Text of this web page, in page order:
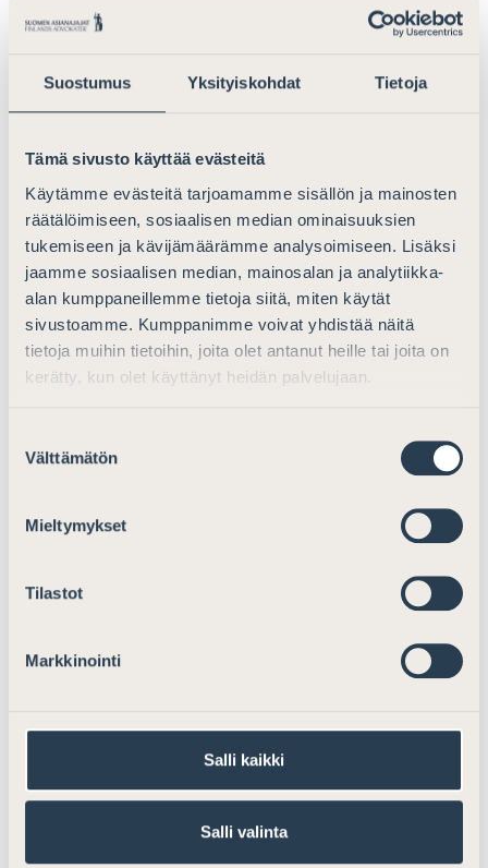
Suostumus Yksityiskohdat Tietoja
Tämä sivusto käyttää evästeitä
Käytämme evästeitä tarjoamamme sisällön ja mainosten
räätälöimiseen, sosiaalisen median ominaisuuksien
tukemiseen ja kävijämäärämme analysoimiseen. Lisäksi
jaamme sosiaalisen median, mainosalan ja analytiikka-
alan kumppaneillemme tietoja siitä, miten käytät
sivustoamme. Kumppanimme voivat yhdistää näitä
tietoja muihin tietoihin, joita olet antanut heille tai joita on
kerätty, kun olet käyttänyt heidän palvelujaan.
valinta
Välttämätön
Mieltymykset
Tilastot
Markkinointi
Salli kaikki
Salli valinta
Ei lausuttavaa.
Kestävyyteen liittyvät uudet
säännökset
Ei lausuttavaa.
Luottolaitosten valvonta
Ei lausuttavaa.
EU:n vakavaraisuusasetukseen
perustuvan kansallisen liikkumavaran
käyttäminen (artikla 465)
Lisäpääomavaatimukset
Ei lausuttavaa.
uhkasakko
sivuliikkeet